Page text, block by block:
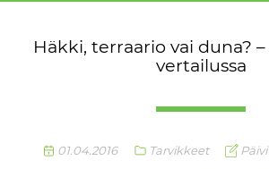
Häkki, terraario vai duna?
vertailussa
01.04.2016 Tarvikkeet